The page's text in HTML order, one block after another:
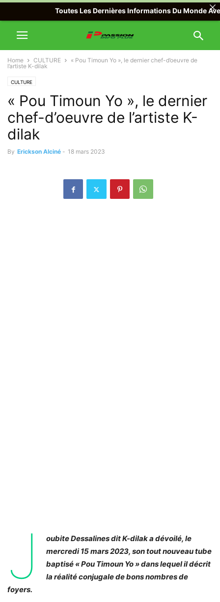
Home CULTURE
« Pou Timoun Yo », le dernier chef-d’oeuvre de
l’artiste K-dilak
CULTURE
« Pou Timoun Yo », le dernier
chef-d’oeuvre de l’artiste K-
dilak
By Erickson Alciné - 18 mars 2023
J
oubite Dessalines dit K-dilak a dévoilé, le
mercredi 15 mars 2023, son tout nouveau tube
baptisé « Pou Timoun Yo » dans lequel il décrit
la réalité conjugale de bons nombres de
foyers.
Toutes Les Dernières Informations Du Monde